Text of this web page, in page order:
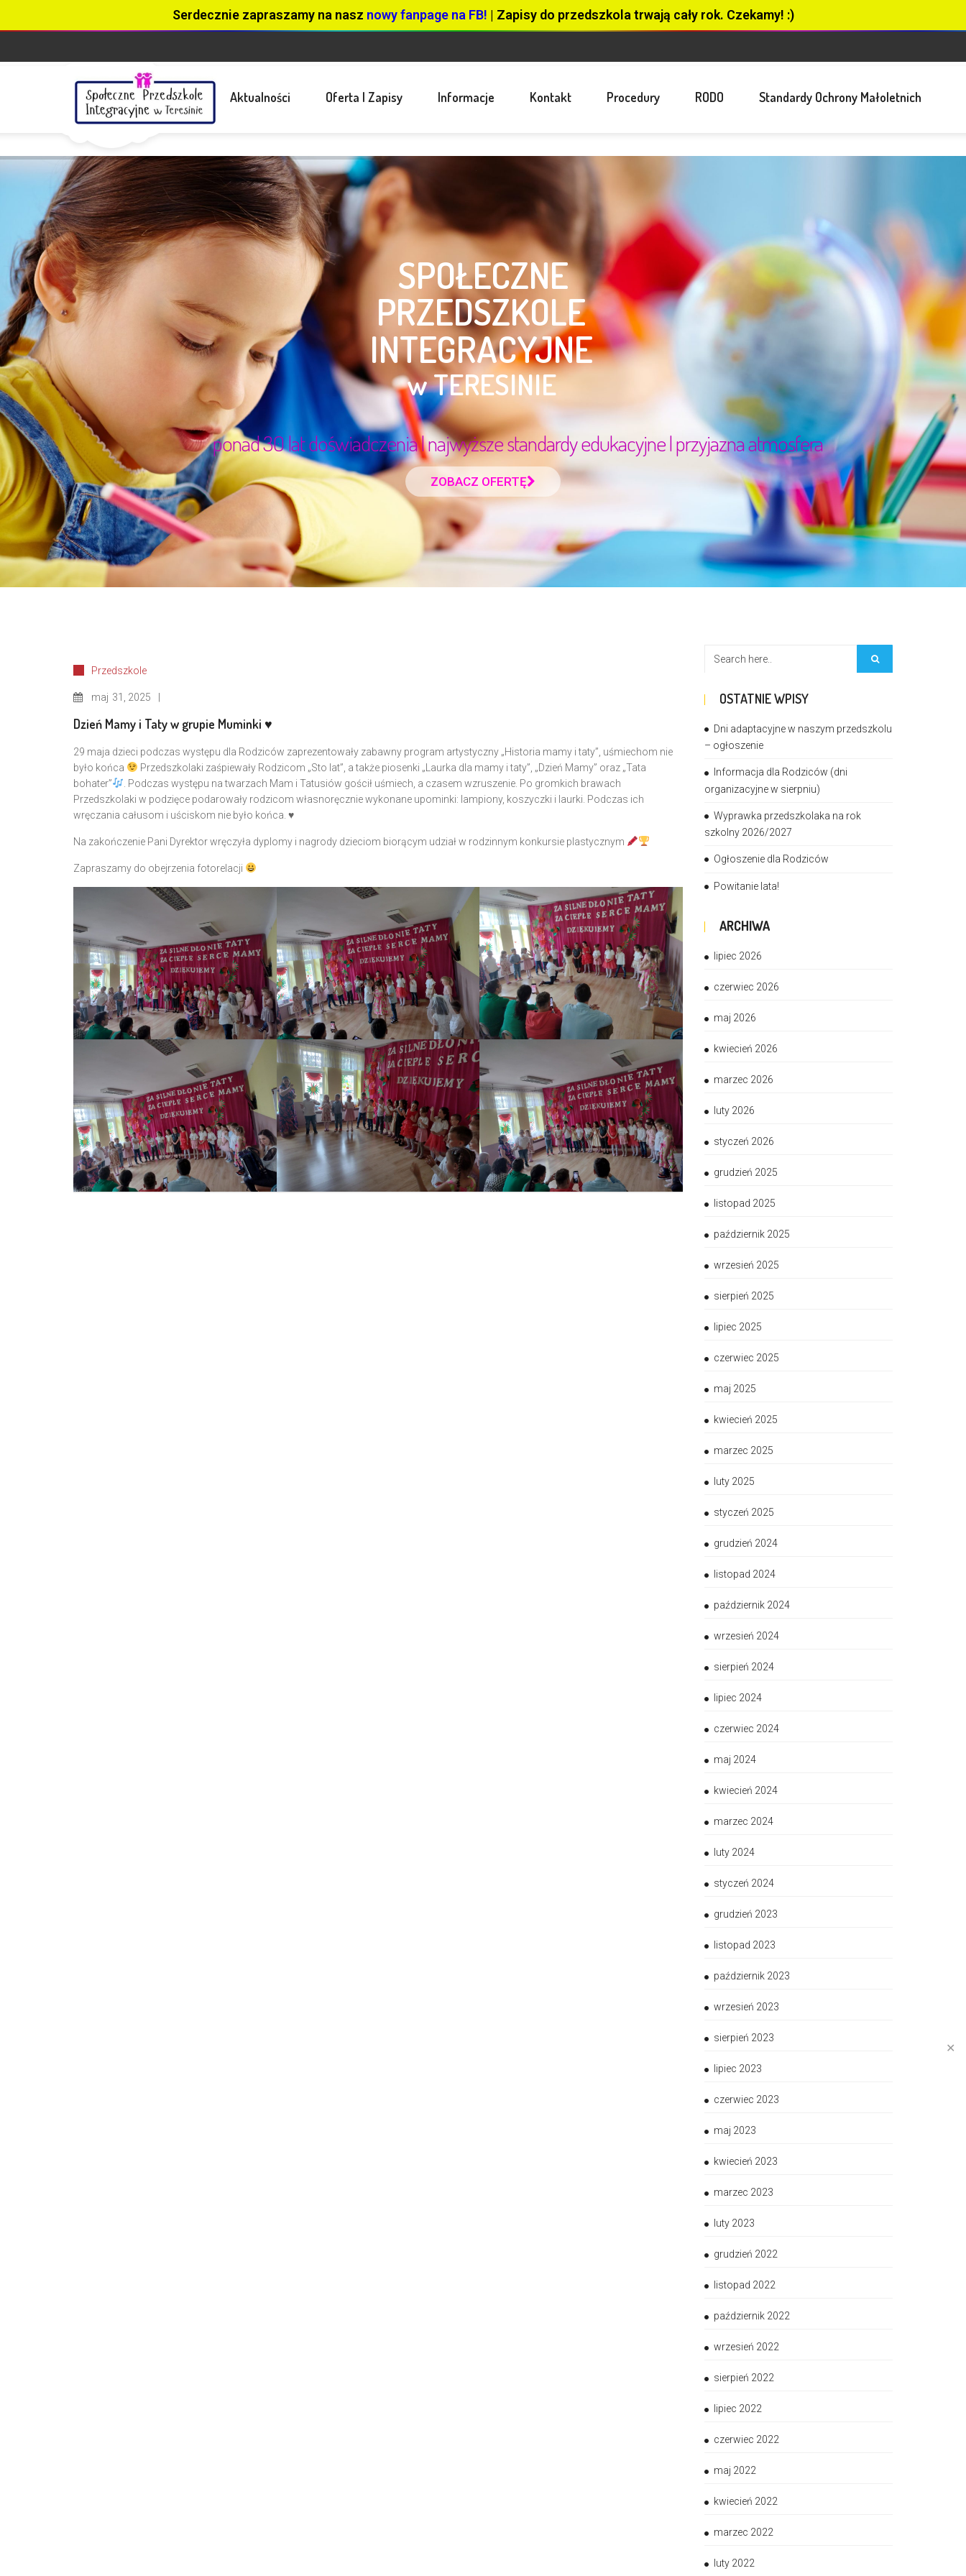
Serdecznie zapraszamy na nasz nowy fanpage na FB! | Zapisy do przedszkola trwają cały rok. Czekamy! :)
✕
Aktualności Oferta I Zapisy Informacje Kontakt Procedury RODO Standardy Ochrony Małoletnich
Przedszkole
maj 31, 2025
Dzień Mamy i Taty w grupie Muminki ♥️
29 maja dzieci podczas występu dla Rodziców zaprezentowały zabawny program artystyczny „Historia mamy i taty”, uśmiechom nie
było końca
Przedszkolaki zaśpiewały Rodzicom „Sto lat”, a także piosenki „Laurka dla mamy i taty”, „Dzień Mamy” oraz „Tata
bohater”
. Podczas występu na twarzach Mam i Tatusiów gościł uśmiech, a czasem wzruszenie. Po gromkich brawach
Przedszkolaki w podzięce podarowały rodzicom własnoręcznie wykonane upominki: lampiony, koszyczki i laurki. Podczas ich
wręczania całusom i uściskom nie było końca. ♥️
Na zakończenie Pani Dyrektor wręczyła dyplomy i nagrody dzieciom biorącym udział w rodzinnym konkursie plastycznym
Zapraszamy do obejrzenia fotorelacji
OSTATNIE WPISY
Dni adaptacyjne w naszym przedszkolu
– ogłoszenie
Informacja dla Rodziców (dni
organizacyjne w sierpniu)
Wyprawka przedszkolaka na rok
szkolny 2026/2027
Ogłoszenie dla Rodziców
Powitanie lata!
ARCHIWA
lipiec 2026
czerwiec 2026
maj 2026
kwiecień 2026
marzec 2026
luty 2026
styczeń 2026
grudzień 2025
listopad 2025
październik 2025
wrzesień 2025
sierpień 2025
lipiec 2025
czerwiec 2025
maj 2025
kwiecień 2025
marzec 2025
luty 2025
styczeń 2025
grudzień 2024
listopad 2024
październik 2024
wrzesień 2024
sierpień 2024
lipiec 2024
czerwiec 2024
maj 2024
kwiecień 2024
marzec 2024
luty 2024
styczeń 2024
grudzień 2023
listopad 2023
październik 2023
wrzesień 2023
sierpień 2023
lipiec 2023
czerwiec 2023
maj 2023
kwiecień 2023
marzec 2023
luty 2023
grudzień 2022
listopad 2022
październik 2022
wrzesień 2022
sierpień 2022
lipiec 2022
czerwiec 2022
maj 2022
kwiecień 2022
marzec 2022
luty 2022